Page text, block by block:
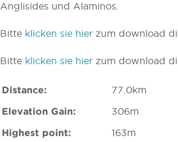
Anglisides und Alaminos.
Bitte klicken sie hier zum download
Bitte klicken sie hier zum download
Distance:
77.0km
Elevation Gain:
306m
Highest point:
163m